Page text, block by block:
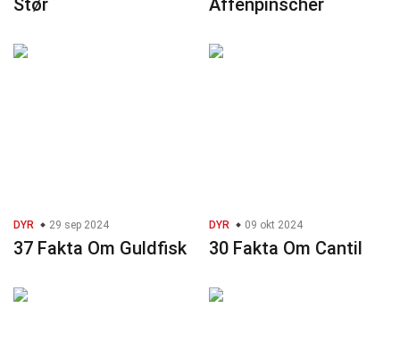
Stør
Affenpinscher
DYR 29 sep 2024
37 Fakta Om Guldfisk
DYR 09 okt 2024
30 Fakta Om Cantil